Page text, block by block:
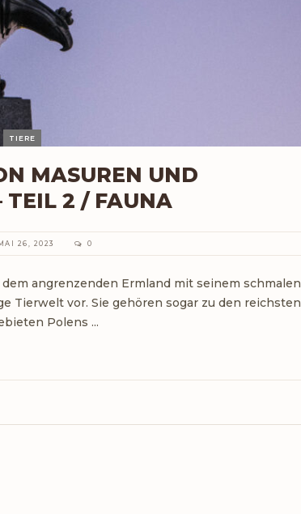
TIERE
MASUREN UND
TEIL 2 / FAUNA
MAI 26, 2023 0
angrenzenden Ermland mit seinem schmalen
Tierwelt vor. Sie gehören sogar zu den reichsten
Polens ...